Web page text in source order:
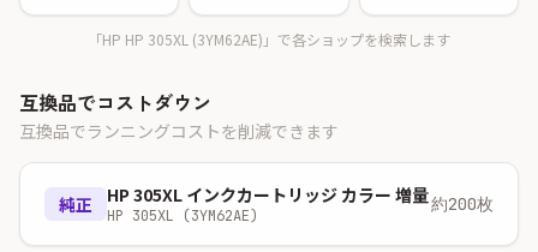
「HP HP 305XL (3YM62AE)」で各ショップを検索します
互換品でコストダウン
互換品でランニングコストを削減できます
純正 HP 305XL インクカートリッジ カラー 増量
HP 305XL (3YM62AE)
約200枚